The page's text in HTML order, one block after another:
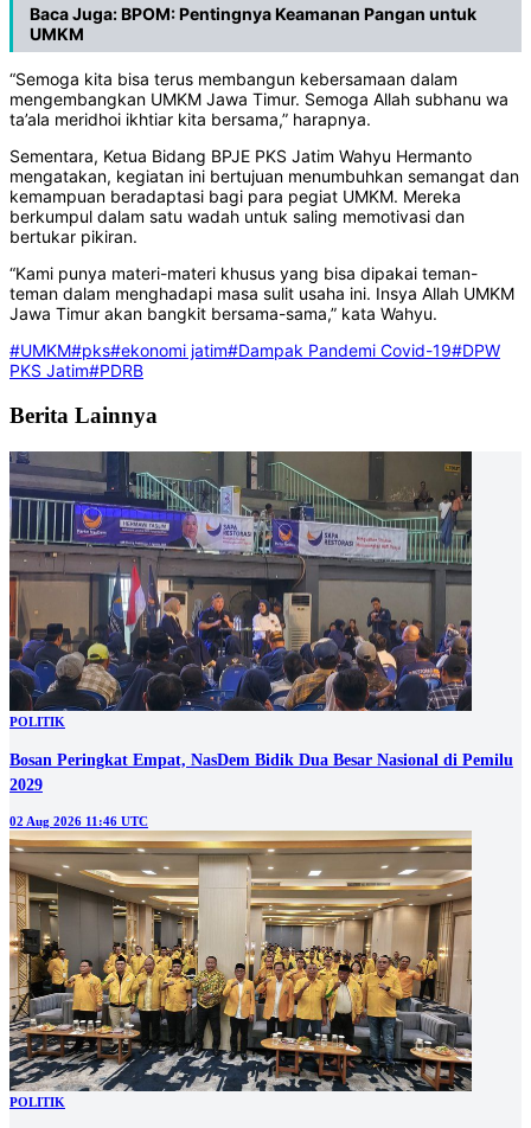
Baca Juga:BPOM: Pentingnya Keamanan Pangan untuk
UMKM
“Semoga kita bisa terus membangun kebersamaan dalam
mengembangkan UMKM Jawa Timur. Semoga Allah subhanu wa
ta’ala meridhoi ikhtiar kita bersama,” harapnya.
Sementara, Ketua Bidang BPJE PKS Jatim Wahyu Hermanto
mengatakan, kegiatan ini bertujuan menumbuhkan semangat dan
kemampuan beradaptasi bagi para pegiat UMKM. Mereka
berkumpul dalam satu wadah untuk saling memotivasi dan
bertukar pikiran.
“Kami punya materi-materi khusus yang bisa dipakai teman-
teman dalam menghadapi masa sulit usaha ini. Insya Allah UMKM
Jawa Timur akan bangkit bersama-sama,” kata Wahyu.
#UMKM#pks#ekonomi jatim#Dampak Pandemi Covid-19#DPW
PKS Jatim#PDRB
Berita Lainnya
POLITIK
Bosan Peringkat Empat, NasDem Bidik Dua Besar Nasional di Pemilu
2029
02 Aug 2026 11:46 UTC
POLITIK